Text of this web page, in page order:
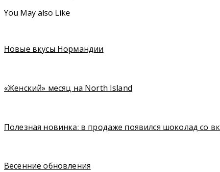
You May also Like
Новые вкусы Нормандии
«Женский» месяц на North Island
Полезная новинка: в продаже появился шоколад со
Весенние обновления